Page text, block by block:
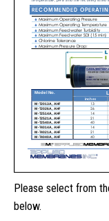
Please select from
below.